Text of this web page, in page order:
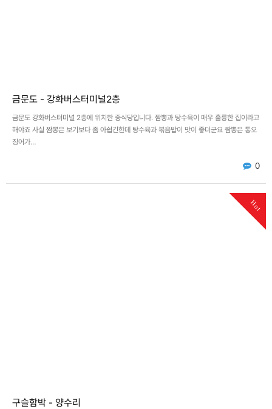
금문도 - 강화버스터미널2층
금문도 강화버스터미널 2층에 위치한 중식당입니다. 짬뽕과 탕수육이 매우 훌륭한 집이라고
해야죠 사실 짬뽕은 보기보다 좀 아쉽긴한데 탕수육과 볶음밥이 맛이 좋더군요 짬뽕은 통오
징어가…
0
Hot
구슬함박 - 양수리